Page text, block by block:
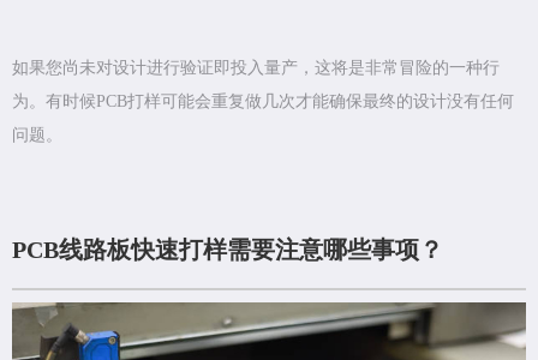
如果您尚未对设计进行验证即投入量产，这将是非常冒险的一种行
为。有时候PCB打样可能会重复做几次才能确保最终的设计没有任何
问题。
PCB线路板快速打样需要注意哪些事项？